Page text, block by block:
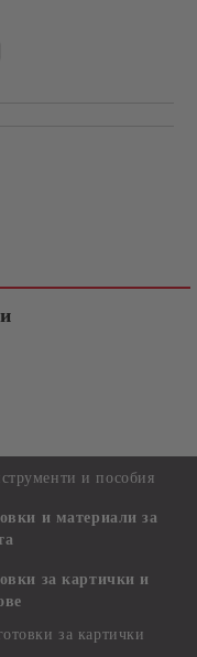
и пособия
и материали за
за картички и
за картички